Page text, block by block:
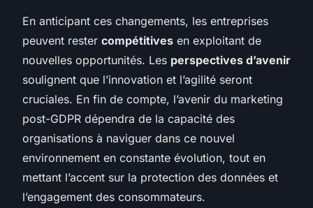
En anticipant ces changements, les entreprises
peuvent rester compétitives en exploitant de
nouvelles opportunités. Les perspectives d’avenir
soulignent que l’innovation et l’agilité seront
cruciales. En fin de compte, l’avenir du marketing
post-GDPR dépendra de la capacité des
organisations à naviguer dans ce nouvel
environnement en constante évolution, tout en
mettant l’accent sur la protection des données et
l’engagement des consommateurs.